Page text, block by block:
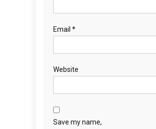
Email *
Website
Save my name,